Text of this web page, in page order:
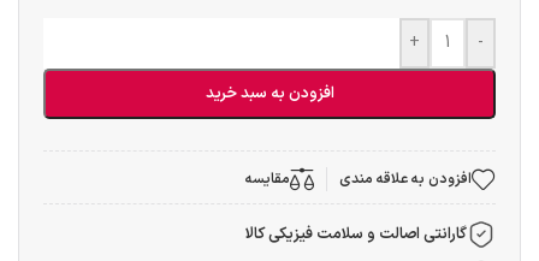
-
+
افزودن به سبد خرید
افزودن به علاقه مندی مقایسه
گارانتی اصالت و سلامت فیزیکی کالا